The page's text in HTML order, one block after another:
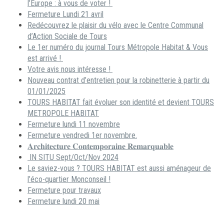
l’Europe : à vous de voter !
Fermeture Lundi 21 avril
Redécouvrez le plaisir du vélo avec le Centre Communal
d’Action Sociale de Tours
Le 1er numéro du journal Tours Métropole Habitat & Vous
est arrivé !
Votre avis nous intéresse !
Nouveau contrat d’entretien pour la robinetterie à partir du
01/01/2025
TOURS HABITAT fait évoluer son identité et devient TOURS
METROPOLE HABITAT
Fermeture lundi 11 novembre
Fermeture vendredi 1er novembre.
𝐀𝐫𝐜𝐡𝐢𝐭𝐞𝐜𝐭𝐮𝐫𝐞 𝐂𝐨𝐧𝐭𝐞𝐦𝐩𝐨𝐫𝐚𝐢𝐧𝐞 𝐑𝐞𝐦𝐚𝐫𝐪𝐮𝐚𝐛𝐥𝐞
IN SITU Sept/Oct/Nov 2024
Le saviez-vous ? TOURS HABITAT est aussi aménageur de
l’éco-quartier Monconseil !
Fermeture pour travaux
Fermeture lundi 20 mai